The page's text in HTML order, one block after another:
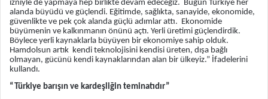
izniyle de yapmaya hep birlikte devam edeceğiz. Bugün Türkiye her
alanda büyüdü ve güçlendi. Eğitimde, sağlıkta, sanayide, ekonomide,
güvenlikte ve pek çok alanda güçlü adımlar attı. Ekonomide
büyümenin ve kalkınmanın önünü açtı. Yerli üretimi güçlendirdik.
Böylece yerli kaynaklarla büyüyen bir ekonomiye sahip olduk.
Hamdolsun artık kendi teknolojisini kendisi üreten, dışa bağlı
olmayan, gücünü kendi kaynaklarından alan bir ülkeyiz.” İfadelerini
kullandı.
“Türkiye barışın ve kardeşliğin teminatıdır”